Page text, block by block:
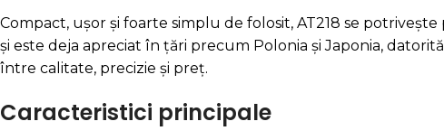
Compact, ușor și foarte simplu de folosit, AT218 se
și este deja apreciat în țări precum Polonia și Japonia,
între calitate, precizie și preț.
Caracteristici principale